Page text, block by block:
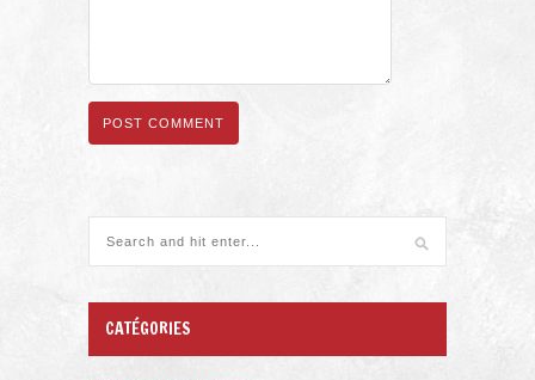
CATÉGORIES